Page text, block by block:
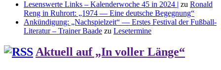
Lesenswerte Links – Kalenderwoche 45 in 2024 | zu Ronald
Reng in Ruhrort: „1974 — Eine deutsche Begegnung“
Ankündigung: „Nachspielzeit“ — Erstes Festival der Fußball-
Literatur – Trainer Baade zu Lesetermine
Aktuell auf „In voller Länge“